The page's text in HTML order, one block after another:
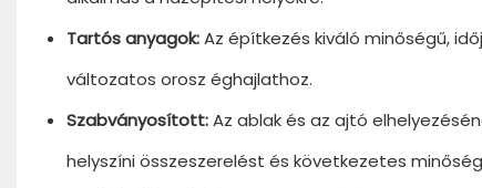
Tartós anyagok:Az építkezés kiváló minőségű,
változatos orosz éghajlathoz.
Szabványosított:Az ablak és az ajtó
helyszíni összeszerelést és következetes